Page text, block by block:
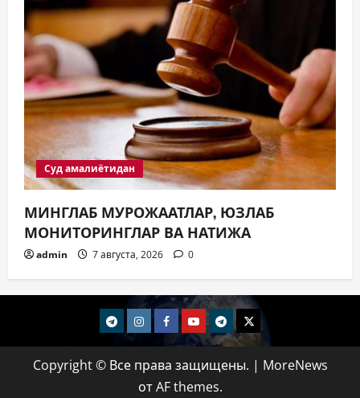
Суд амалиётидан
МИНГЛАБ МУРОЖААТЛАР, ЮЗЛАБ
МОНИТОРИНГЛАР ВА НАТИЖА
admin 7 августа, 2026 0
telegramInstagramFacebook
Youtubetelegram+
Twitter
Copyright © Все права защищены. | MoreNews
от AF themes.